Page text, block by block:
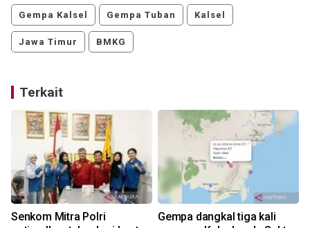
Gempa Kalsel Gempa Tuban Kalsel
Jawa Timur BMKG
Terkait
Senkom Mitra Polri
Gempa dangkal tiga kali